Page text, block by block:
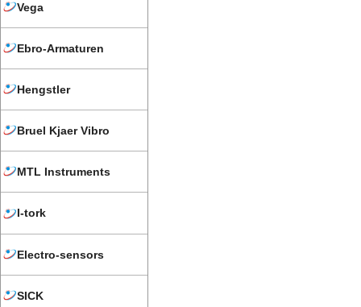
Vega
Ebro-Armaturen
Hengstler
Bruel Kjaer Vibro
MTL Instruments
I-tork
Electro-sensors
SICK